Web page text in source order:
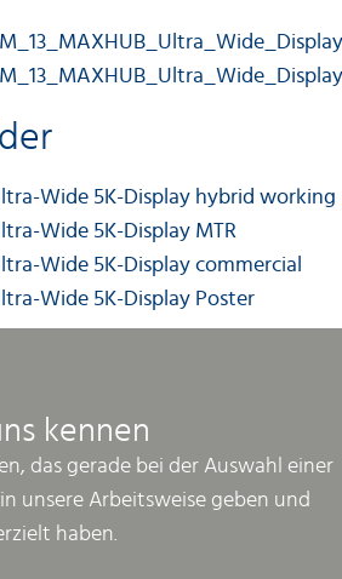
Wide 5K-Display hybrid working
Wide 5K-Display MTR
Wide 5K-Display commercial
Wide 5K-Display Poster
kennen
das gerade bei der Auswahl einer
unsere Arbeitsweise geben und
haben.